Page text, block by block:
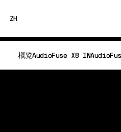
ZH
概览AudioFuse X8 IN